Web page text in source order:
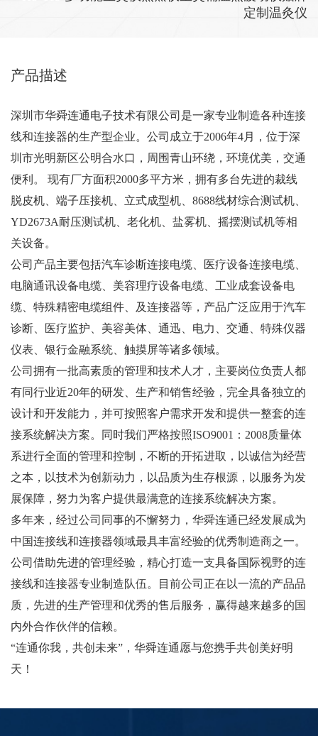
定制温灸仪
产品描述
深圳市华舜连通电子技术有限公司是一家专业制造各种连接
线和连接器的生产型企业。公司成立于2006年4月，位于深
圳市光明新区公明合水口，周围青山环绕，环境优美，交通
便利。 现有厂方面积2000多平方米，拥有多台先进的裁线
脱皮机、端子压接机、立式成型机、8688线材综合测试机、
YD2673A耐压测试机、老化机、盐雾机、摇摆测试机等相
关设备。
公司产品主要包括汽车诊断连接电缆、医疗设备连接电缆、
电脑通讯设备电缆、美容理疗设备电缆、工业成套设备电
缆、特殊精密电缆组件、及连接器等，产品广泛应用于汽车
诊断、医疗监护、美容美体、通迅、电力、交通、特殊仪器
仪表、银行金融系统、触摸屏等诸多领域。
公司拥有一批高素质的管理和技术人才，主要岗位负责人都
有同行业近20年的研发、生产和销售经验，完全具备独立的
设计和开发能力，并可按照客户需求开发和提供一整套的连
接系统解决方案。同时我们严格按照ISO9001：2008质量体
系进行全面的管理和控制，不断的开拓进取，以诚信为经营
之本，以技术为创新动力，以品质为生存根源，以服务为发
展保障，努力为客户提供最满意的连接系统解决方案。
多年来，经过公司同事的不懈努力，华舜连通已经发展成为
中国连接线和连接器领域最具丰富经验的优秀制造商之一。
公司借助先进的管理经验，精心打造一支具备国际视野的连
接线和连接器专业制造队伍。目前公司正在以一流的产品品
质，先进的生产管理和优秀的售后服务，赢得越来越多的国
内外合作伙伴的信赖。
“连通你我，共创未来”，华舜连通愿与您携手共创美好明
天！